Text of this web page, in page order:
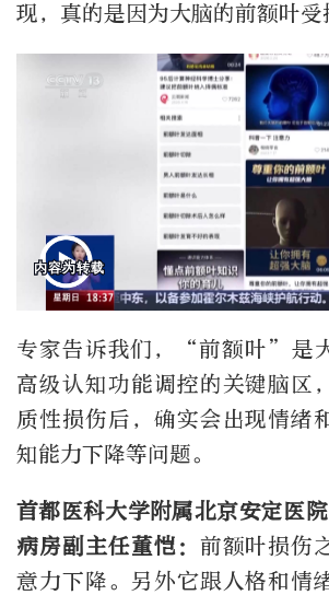
现，真的是因为大脑的前额叶受
专家告诉我们，“前额叶”是
高级认知功能调控的关键脑区
质性损伤后，确实会出现情绪
知能力下降等问题。
首都医科大学附属北京安定医
病房副主任董恺： 前额叶损伤
意力下降。另外它跟人格和情